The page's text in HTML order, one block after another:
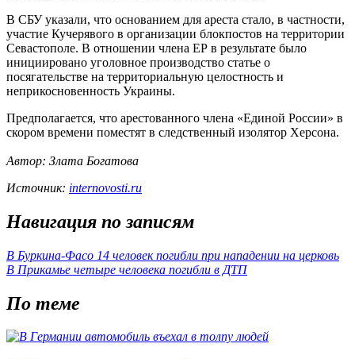
В СБУ указали, что основанием для ареста стало, в частности,
участие Кучерявого в организации блокпостов на территории
Севастополе. В отношении члена ЕР в результате было
инициировано уголовное производство статье о
посягательстве на территориальную целостность и
неприкосновенность Украины.
Предполагается, что арестованного члена «Единой России» в
скором времени поместят в следственный изолятор Херсона.
Автор: Злата Богатова
Источник: internovosti.ru
Навигация по записям
В Буркина-Фасо 14 человек погибли при нападении на церковь
В Прикамье четыре человека погибли в ДТП
По теме